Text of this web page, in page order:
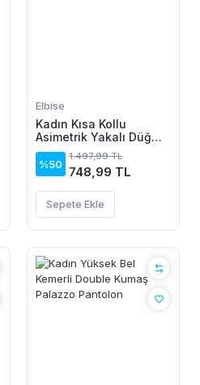
Elbise
Kadın Kısa Kollu
Asimetrik Yakalı Düğme
Detaylı Midi Viskon
Elbise
%50
1.497,99 TL
748,99 TL
Sepete Ekle